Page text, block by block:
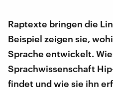
Raptexte bringen die
Beispiel zeigen sie,
Sprache entwickelt.
Sprachwissenschaft
findet und wie sie ihn